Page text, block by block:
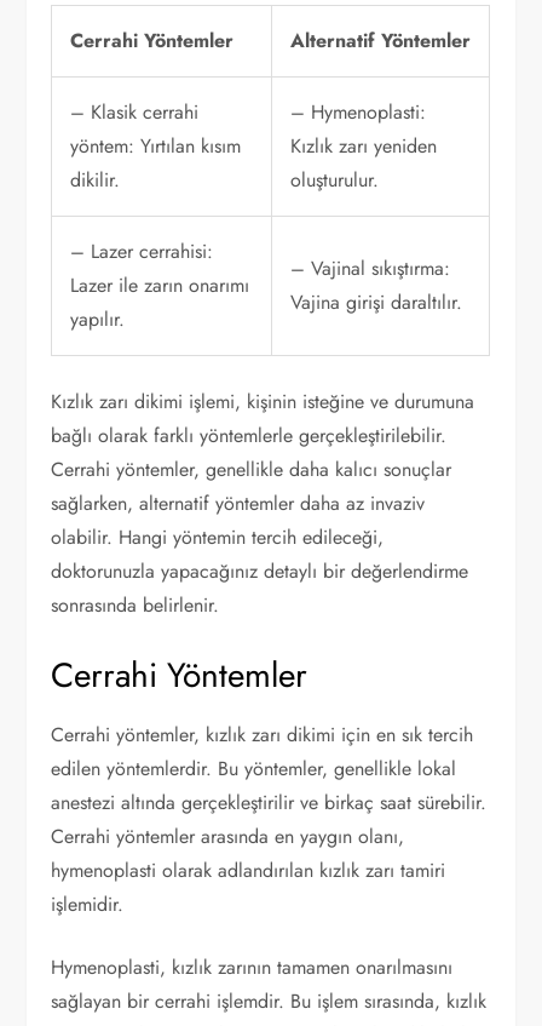
Cerrahi Yöntemler Alternatif Yöntemler
– Klasik cerrahi
yöntem: Yırtılan kısım
dikilir.
– Hymenoplasti:
Kızlık zarı yeniden
oluşturulur.
– Lazer cerrahisi:
Lazer ile zarın onarımı
yapılır.
– Vajinal sıkıştırma:
Vajina girişi daraltılır.
Kızlık zarı dikimi işlemi, kişinin isteğine ve durumuna
bağlı olarak farklı yöntemlerle gerçekleştirilebilir.
Cerrahi yöntemler, genellikle daha kalıcı sonuçlar
sağlarken, alternatif yöntemler daha az invaziv
olabilir. Hangi yöntemin tercih edileceği,
doktorunuzla yapacağınız detaylı bir değerlendirme
sonrasında belirlenir.
Cerrahi Yöntemler
Cerrahi yöntemler, kızlık zarı dikimi için en sık tercih
edilen yöntemlerdir. Bu yöntemler, genellikle lokal
anestezi altında gerçekleştirilir ve birkaç saat sürebilir.
Cerrahi yöntemler arasında en yaygın olanı,
hymenoplasti olarak adlandırılan kızlık zarı tamiri
işlemidir.
Hymenoplasti, kızlık zarının tamamen onarılmasını
sağlayan bir cerrahi işlemdir. Bu işlem sırasında, kızlık